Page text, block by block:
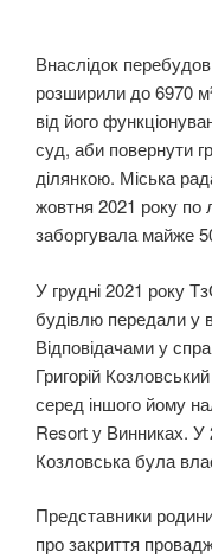
Внаслідок
розширили до 6970
від його
суд, аби повернути
ділянкою. Міська
жовтня 2021 року по
заборгувала майже
У грудні 2021 року
будівлю передали у
Відповідачами у
Григорій
серед іншого йому
Resort у Винниках. У
Козловська була
Представники
про закриття